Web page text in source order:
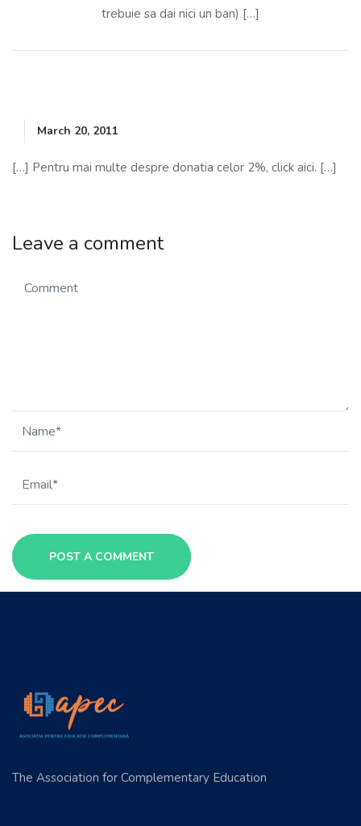
trebuie sa dai nici un ban) […]
March 20, 2011
[…] Pentru mai multe despre donatia celor 2%, click aici. […]
Leave a comment
The Association for Complementary Education